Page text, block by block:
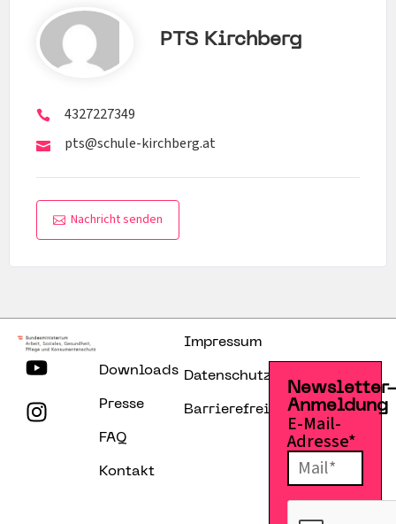
PTS Kirchberg
4327227349
pts@schule-kirchberg.at
Nachricht senden
Downloads
Presse
FAQ
Kontakt
Impressum
Datenschutzerklärung
Barrierefreiheitserklärung
Anmeldung
E-Mail-
Adresse*